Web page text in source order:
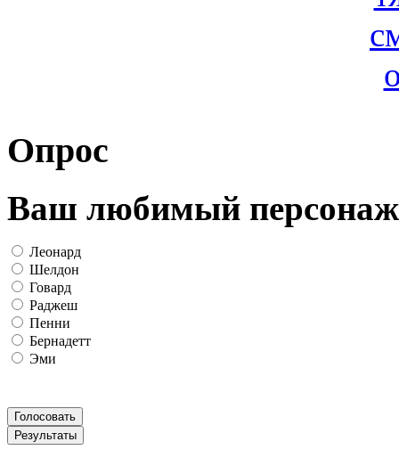
Опрос
Ваш любимый
Леонард
Шелдон
Говард
Раджеш
Пенни
Бернадетт
Эми